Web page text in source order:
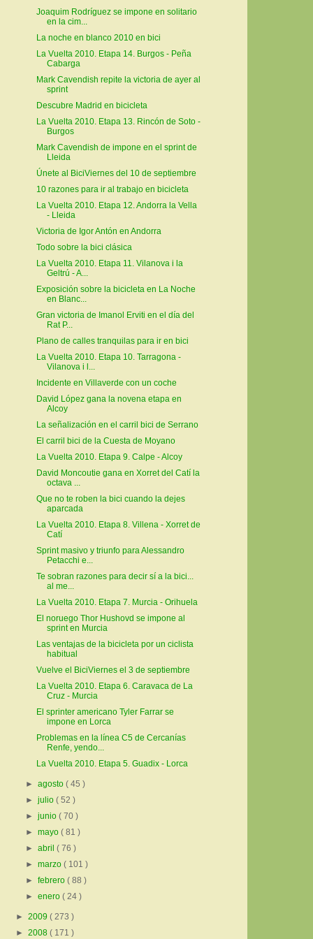
Joaquim Rodríguez se impone en solitario
en la cim...
La noche en blanco 2010 en bici
La Vuelta 2010. Etapa 14. Burgos - Peña
Cabarga
Mark Cavendish repite la victoria de ayer al
sprint
Descubre Madrid en bicicleta
La Vuelta 2010. Etapa 13. Rincón de Soto -
Burgos
Mark Cavendish de impone en el sprint de
Lleida
Únete al BiciViernes del 10 de septiembre
10 razones para ir al trabajo en bicicleta
La Vuelta 2010. Etapa 12. Andorra la Vella
- Lleida
Victoria de Igor Antón en Andorra
Todo sobre la bici clásica
La Vuelta 2010. Etapa 11. Vilanova i la
Geltrú - A...
Exposición sobre la bicicleta en La Noche
en Blanc...
Gran victoria de Imanol Erviti en el día del
Rat P...
Plano de calles tranquilas para ir en bici
La Vuelta 2010. Etapa 10. Tarragona -
Vilanova i l...
Incidente en Villaverde con un coche
David López gana la novena etapa en
Alcoy
La señalización en el carril bici de Serrano
El carril bici de la Cuesta de Moyano
La Vuelta 2010. Etapa 9. Calpe - Alcoy
David Moncoutie gana en Xorret del Catí la
octava ...
Que no te roben la bici cuando la dejes
aparcada
La Vuelta 2010. Etapa 8. Villena - Xorret de
Catí
Sprint masivo y triunfo para Alessandro
Petacchi e...
Te sobran razones para decir sí a la bici...
al me...
La Vuelta 2010. Etapa 7. Murcia - Orihuela
El noruego Thor Hushovd se impone al
sprint en Murcia
Las ventajas de la bicicleta por un ciclista
habitual
Vuelve el BiciViernes el 3 de septiembre
La Vuelta 2010. Etapa 6. Caravaca de La
Cruz - Murcia
El sprinter americano Tyler Farrar se
impone en Lorca
Problemas en la línea C5 de Cercanías
Renfe, yendo...
La Vuelta 2010. Etapa 5. Guadix - Lorca
►agosto( 45 )
►julio( 52 )
►junio( 70 )
►mayo( 81 )
►abril( 76 )
►marzo( 101 )
►febrero( 88 )
►enero( 24 )
► 2009 ( 273 )
► 2008 ( 171 )